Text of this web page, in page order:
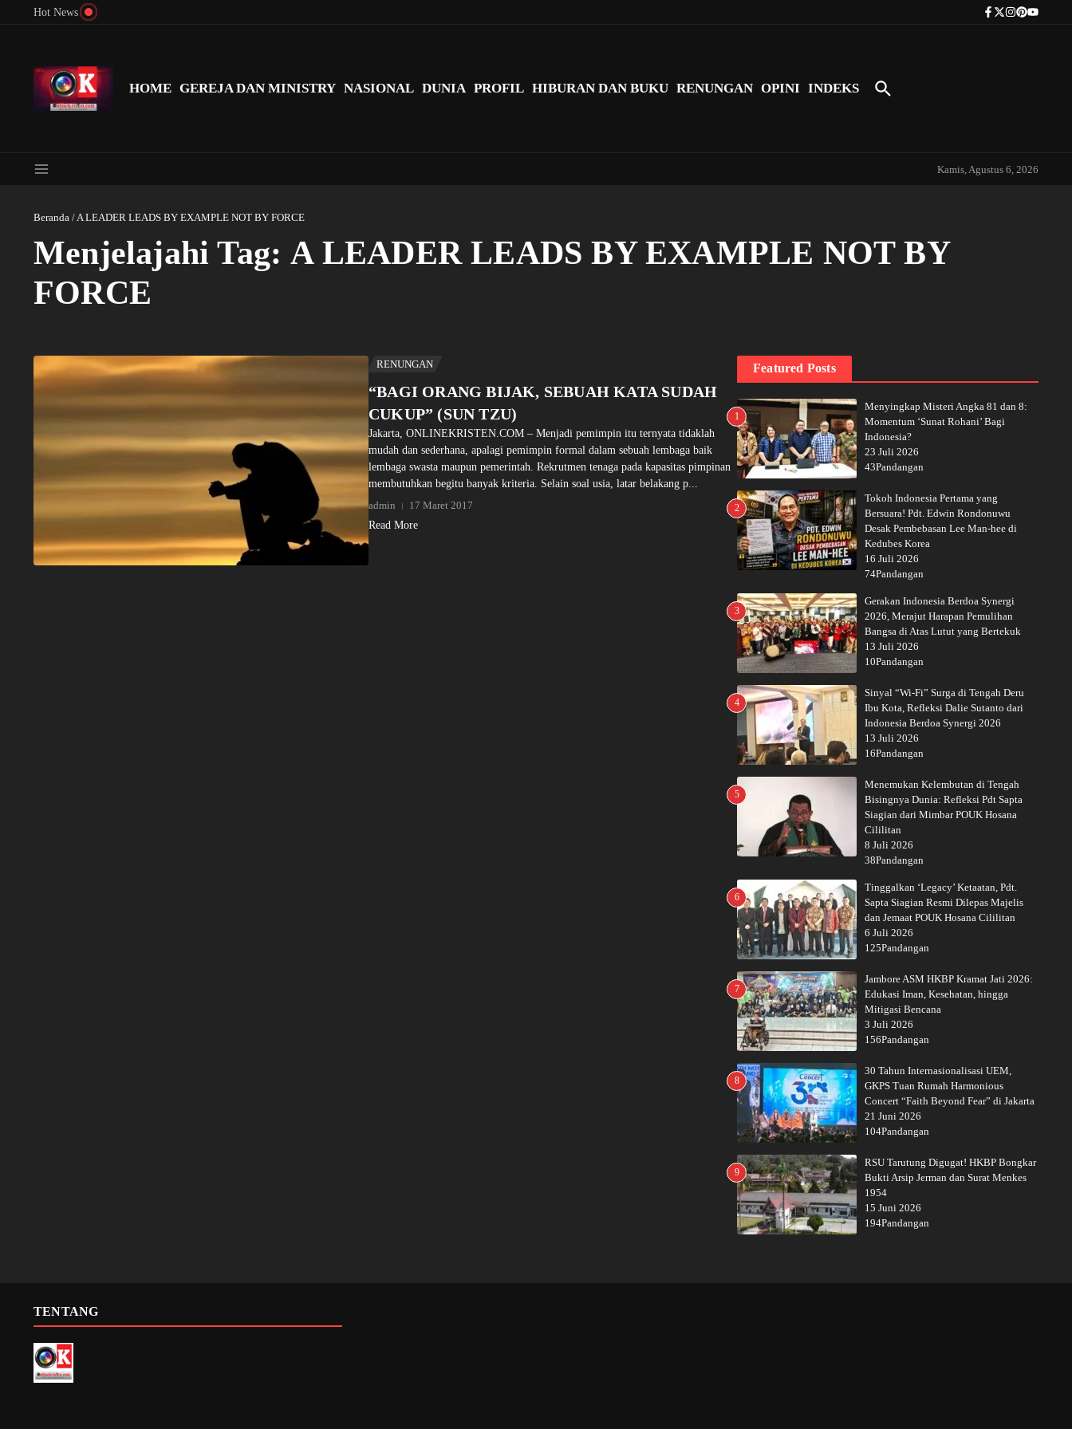
Lewati ke konten
Hot News Tokoh Indonesia Pertama yang
HOME GEREJA DAN MINISTRY NASIONAL DUNIA PROFIL HIBURAN DAN BUKU RENUNGAN OPINI INDEKS
Kamis, Agustus 6, 2026
Beranda /A LEADER LEADS BY EXAMPLE NOT BY FORCE
Menjelajahi Tag: A LEADER LEADS BY EXAMPLE NOT BY
FORCE
RENUNGAN
“BAGI ORANG BIJAK, SEBUAH KATA SUDAH
CUKUP” (SUN TZU)
Jakarta, ONLINEKRISTEN.COM – Menjadi pemimpin itu ternyata tidaklah
mudah dan sederhana, apalagi pemimpin formal dalam sebuah lembaga baik
lembaga swasta maupun pemerintah. Rekrutmen tenaga pada kapasitas pimpinan
membutuhkan begitu banyak kriteria. Selain soal usia, latar belakang p...
admin
17 Maret 2017
Read More
Featured Posts
1
Menyingkap Misteri Angka 81 dan 8:
Momentum ‘Sunat Rohani’ Bagi
Indonesia?
23 Juli 2026
43Pandangan
2
Tokoh Indonesia Pertama yang
Bersuara! Pdt. Edwin Rondonuwu
Desak Pembebasan Lee Man-hee di
Kedubes Korea
16 Juli 2026
74Pandangan
3
Gerakan Indonesia Berdoa Synergi
2026, Merajut Harapan Pemulihan
Bangsa di Atas Lutut yang Bertekuk
13 Juli 2026
10Pandangan
4
Sinyal “Wi-Fi” Surga di Tengah Deru
Ibu Kota, Refleksi Dalie Sutanto dari
Indonesia Berdoa Synergi 2026
13 Juli 2026
16Pandangan
5
Menemukan Kelembutan di Tengah
Bisingnya Dunia: Refleksi Pdt Sapta
Siagian dari Mimbar POUK Hosana
Cililitan
8 Juli 2026
38Pandangan
6
Tinggalkan ‘Legacy’ Ketaatan, Pdt.
Sapta Siagian Resmi Dilepas Majelis
dan Jemaat POUK Hosana Cililitan
6 Juli 2026
125Pandangan
7
Jambore ASM HKBP Kramat Jati 2026:
Edukasi Iman, Kesehatan, hingga
Mitigasi Bencana
3 Juli 2026
156Pandangan
8
30 Tahun Internasionalisasi UEM,
GKPS Tuan Rumah Harmonious
Concert “Faith Beyond Fear” di Jakarta
21 Juni 2026
104Pandangan
9
RSU Tarutung Digugat! HKBP Bongkar
Bukti Arsip Jerman dan Surat Menkes
1954
15 Juni 2026
194Pandangan
TENTANG